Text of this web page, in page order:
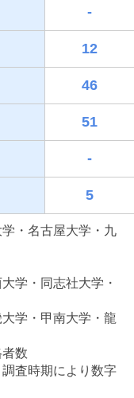
-
12
46
51
-
5
・名古屋大学・九
学・同志社大学・
学・甲南大学・龍
数
査時期により数字